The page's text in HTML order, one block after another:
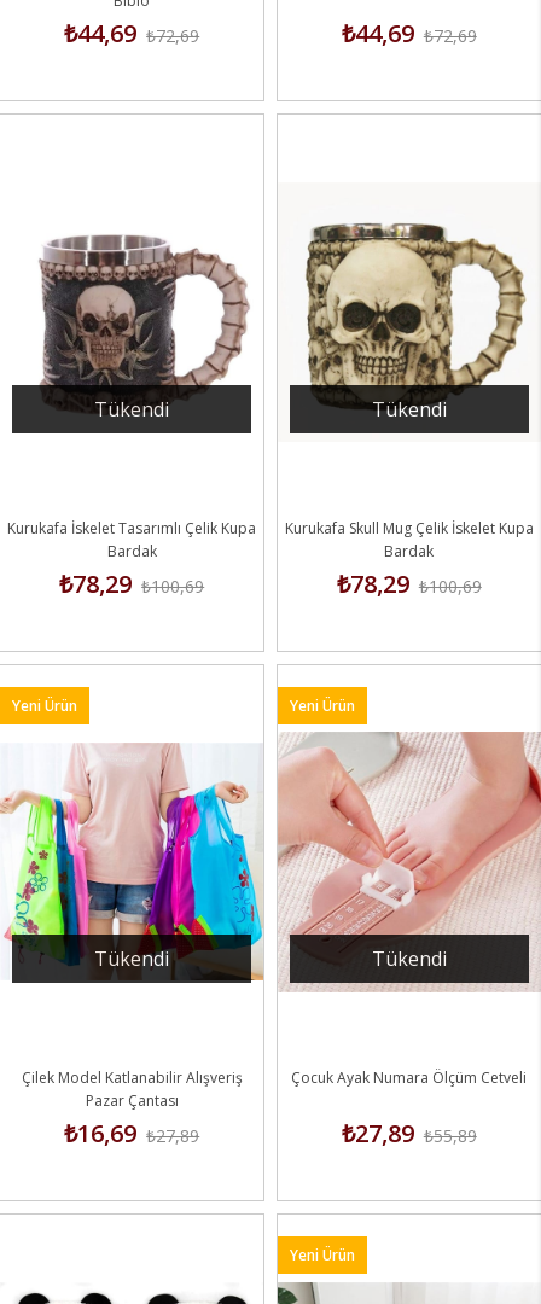
₺44,69 ₺72,69 ₺44,69 ₺72,69
Tükendi
Kurukafa İskelet Tasarımlı Çelik Kupa
Bardak
₺78,29 ₺100,69
Tükendi
Kurukafa Skull Mug Çelik İskelet Kupa
Bardak
₺78,29 ₺100,69
Tükendi
Çilek Model Katlanabilir Alışveriş
Pazar Çantası
₺16,69 ₺27,89
Yeni Ürün
Tükendi
Çocuk Ayak Numara Ölçüm Cetveli
₺27,89 ₺55,89
Yeni Ürün
Yeni Ürün